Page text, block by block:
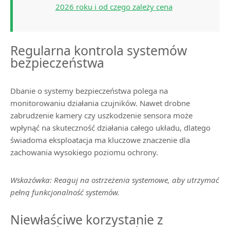
2026 roku i od czego zależy cena
Regularna kontrola systemów
bezpieczeństwa
Dbanie o systemy bezpieczeństwa polega na
monitorowaniu działania czujników. Nawet drobne
zabrudzenie kamery czy uszkodzenie sensora może
wpłynąć na skuteczność działania całego układu, dlatego
świadoma eksploatacja ma kluczowe znaczenie dla
zachowania wysokiego poziomu ochrony.
Wskazówka: Reaguj na ostrzeżenia systemowe, aby utrzymać
pełną funkcjonalność systemów.
Niewłaściwe korzystanie z